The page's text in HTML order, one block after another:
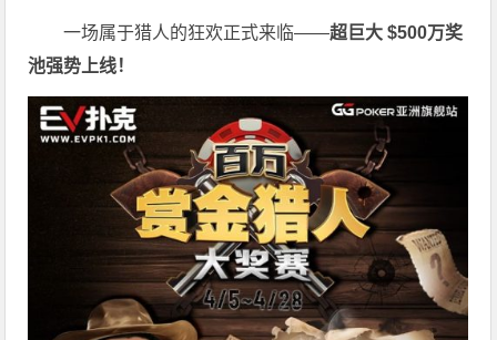
一场属于猎人的狂欢正式来临——超巨大 $500万奖
池强势上线！